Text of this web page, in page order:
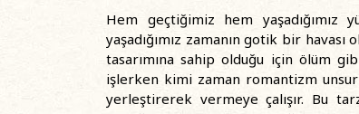
Hem geçtiğimiz hem
yaşadığımız zamanın gotik bir
tasarımına sahip olduğu için ölüm
işlerken kimi zaman romantizm
yerleştirerek vermeye çalışır. Bu